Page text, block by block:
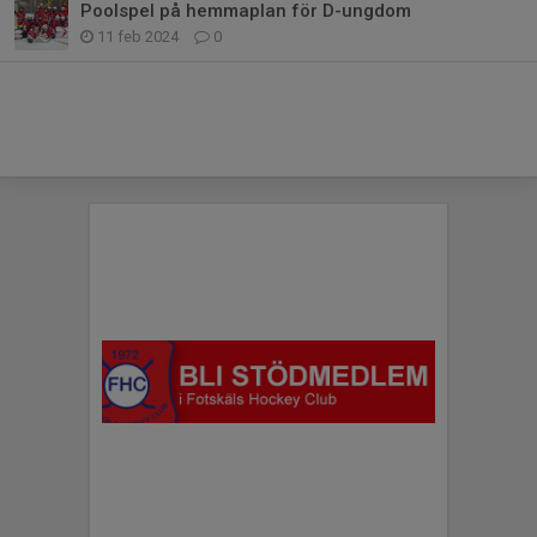
Poolspel på hemmaplan för D-ungdom
11 feb 2024 0